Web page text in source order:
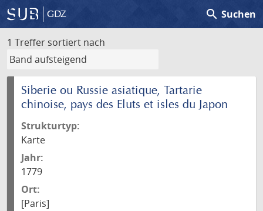
GDZ search Suchen
1 Treffer sortiert nach
Siberie ou Russie asiatique, Tartarie
chinoise, pays des Eluts et isles du Japon
Strukturtyp:
Karte
Jahr:
1779
Ort:
[Paris]